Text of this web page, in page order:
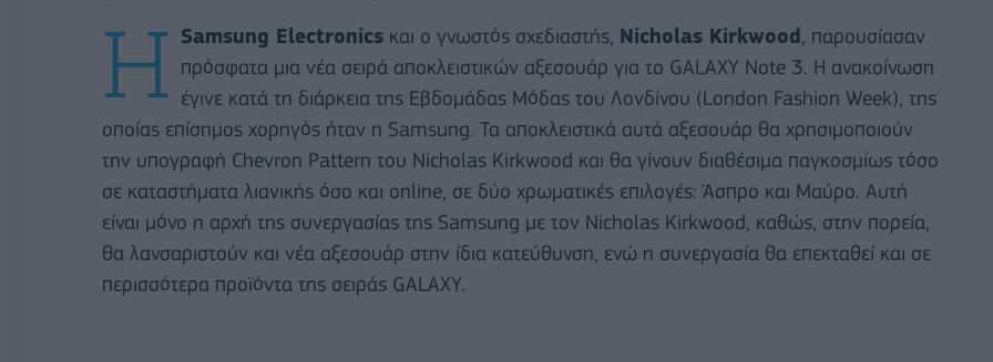
Η Samsung Electronics και ο γνωστός σχεδιαστής, Nicholas Kirkwood
, παρουσίασαν
πρόσφατα μια νέα σειρά αποκλειστικών αξεσουάρ για το GALAXY Note 3. Η ανακοίνωση
έγινε κατά τη διάρκεια της Εβδομάδας Μόδας του Λονδίνου (London Fashion Week), της
οποίας επίσημος χορηγός ήταν η Samsung. Τα αποκλειστικά αυτά αξεσουάρ θα χρησιμοποιούν
την υπογραφή Chevron Pattern του Nicholas Kirkwood και θα γίνουν διαθέσιμα παγκοσμίως τόσο
σε καταστήματα λιανικής όσο και online, σε δύο χρωματικές επιλογές: Άσπρο και Μαύρο. Αυτή
είναι μόνο η αρχή της συνεργασίας της Samsung με τον Nicholas Kirkwood, καθώς, στην πορεία,
θα λανσαριστούν και νέα αξεσουάρ στην ίδια κατεύθυνση, ενώ η συνεργασία θα επεκταθεί και σε
περισσότερα προϊόντα της σειράς GALAXY.